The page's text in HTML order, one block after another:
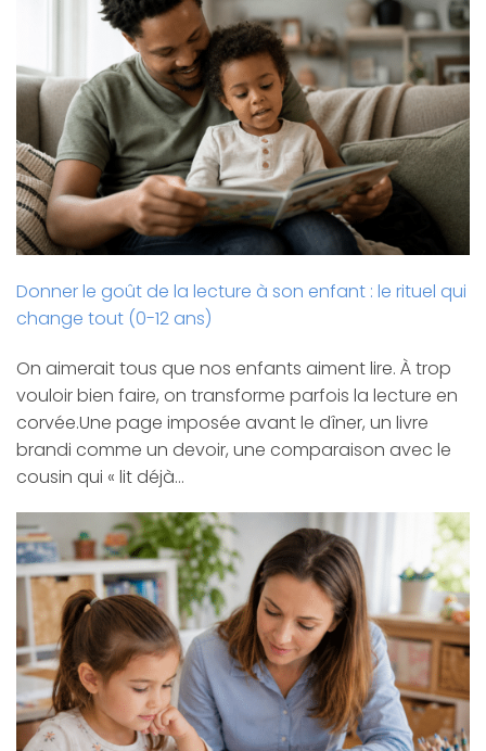
Donner le goût de la lecture à son enfant : le rituel qui
change tout (0-12 ans)
On aimerait tous que nos enfants aiment lire. À trop
vouloir bien faire, on transforme parfois la lecture en
corvée.Une page imposée avant le dîner, un livre
brandi comme un devoir, une comparaison avec le
cousin qui « lit déjà…